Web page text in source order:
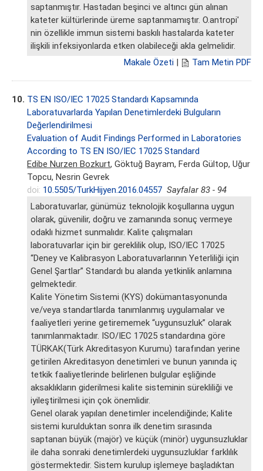
saptanmıştır. Hastadan beşinci ve altıncı gün alınan
kateter kültürlerinde üreme saptanmamıştır. O.antropi'
nin özellikle immun sistemi baskılı hastalarda kateter
ilişkili infeksiyonlarda etken olabileceği akla gelmelidir.
Makale Özeti | Tam Metin PDF
10. TS EN ISO/IEC 17025 Standardı Kapsamında
Laboratuvarlarda Yapılan Denetimlerdeki Bulguların
Değerlendirilmesi
Evaluation of Audit Findings Performed in Laboratories
According to TS EN ISO/IEC 17025 Standard
Edibe Nurzen Bozkurt, Göktuğ Bayram, Ferda Gültop, Uğur
Topcu, Nesrin Gevrek
doi: 10.5505/TurkHijyen.2016.04557 Sayfalar 83 - 94
Laboratuvarlar, günümüz teknolojik koşullarına uygun
olarak, güvenilir, doğru ve zamanında sonuç vermeye
odaklı hizmet sunmalıdır. Kalite çalışmaları
laboratuvarlar için bir gereklilik olup, ISO/IEC 17025
“Deney ve Kalibrasyon Laboratuvarlarının Yeterliliği için
Genel Şartlar” Standardı bu alanda yetkinlik anlamına
gelmektedir.
Kalite Yönetim Sistemi (KYS) dokümantasyonunda
ve/veya standartlarda tanımlanmış uygulamalar ve
faaliyetleri yerine getirememek “uygunsuzluk” olarak
tanımlanmaktadır. ISO/IEC 17025 standardına göre
TÜRKAK(Türk Akreditasyon Kurumu) tarafından yerine
getirilen Akreditasyon denetimleri ve bunun yanında iç
tetkik faaliyetlerinde belirlenen bulgular eşliğinde
aksaklıkların giderilmesi kalite sisteminin sürekliliği ve
iyileştirilmesi için çok önemlidir.
Genel olarak yapılan denetimler incelendiğinde; Kalite
sistemi kurulduktan sonra ilk denetim sırasında
saptanan büyük (majör) ve küçük (minör) uygunsuzluklar
ile daha sonraki denetimlerdeki uygunsuzluklar farklılık
göstermektedir. Sistem kurulup işlemeye başladıktan